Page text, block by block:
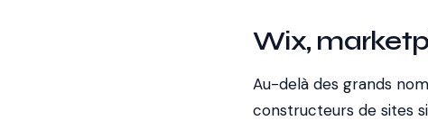
Wix,
Au-delà des grands
constructeurs de sites